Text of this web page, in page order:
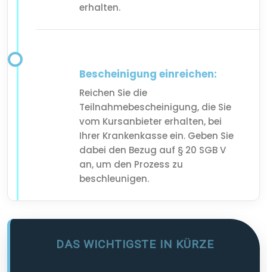
erhalten.
Bescheinigung einreichen:
Reichen Sie die
Teilnahmebescheinigung, die Sie
vom Kursanbieter erhalten, bei
Ihrer Krankenkasse ein. Geben Sie
dabei den Bezug auf § 20 SGB V
an, um den Prozess zu
beschleunigen.
DAS WICHTIGSTE IN KÜRZE